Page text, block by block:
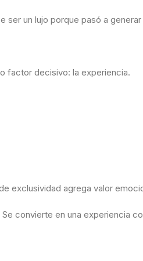
ser un lujo porque pasó a
factor decisivo: la experiencia.
exclusividad agrega valor
convierte en una experiencia